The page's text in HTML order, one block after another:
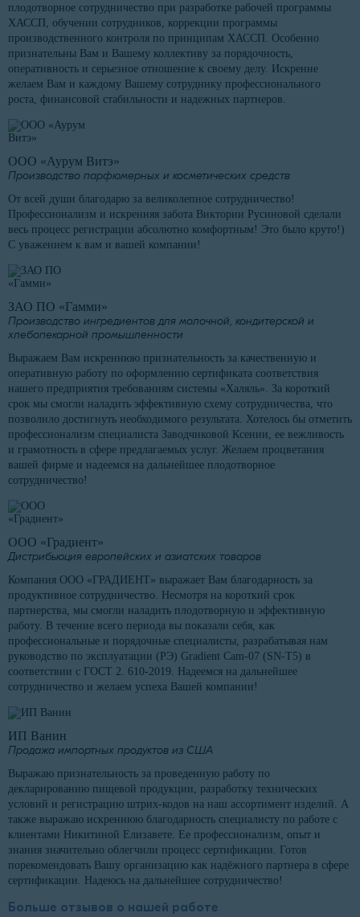
плодотворное сотрудничество при разработке рабочей программы
ХАССП, обучении сотрудников, коррекции программы
производственного контроля по принципам ХАССП. Особенно
признательны Вам и Вашему коллективу за порядочность,
оперативность и серьезное отношение к своему делу. Искренне
желаем Вам и каждому Вашему сотруднику профессионального
роста, финансовой стабильности и надежных партнеров.
ООО «Аурум Витэ»
Производство парфюмерных и косметических средств
От всей души благодарю за великолепное сотрудничество!
Профессионализм и искренняя забота Виктории Русиновой сделали
весь процесс регистрации абсолютно комфортным! Это было круто!)
С уважением к вам и вашей компании!
ЗАО ПО «Гамми»
Производство ингредиентов для молочной, кондитерской и
хлебопекарной промышленности
Выражаем Вам искреннюю признательность за качественную и
оперативную работу по оформлению сертификата соответствия
нашего предприятия требованиям системы «Халяль». За короткий
срок мы смогли наладить эффективную схему сотрудничества, что
позволило достигнуть необходимого результата. Хотелось бы отметить
профессионализм специалиста Заводчиковой Ксении, ее вежливость
и грамотность в сфере предлагаемых услуг. Желаем процветания
вашей фирме и надеемся на дальнейшее плодотворное
сотрудничество!
ООО «Градиент»
Дистрибьюция европейских и азиатских товаров
Компания ООО «ГРАДИЕНТ» выражает Вам благодарность за
продуктивное сотрудничество. Несмотря на короткий срок
партнерства, мы смогли наладить плодотворную и эффективную
работу. В течение всего периода вы показали себя, как
профессиональные и порядочные специалисты, разрабатывая нам
руководство по эксплуатации (РЭ) Gradient Cam-07 (SN-T5) в
соответствии с ГОСТ 2. 610-2019. Надеемся на дальнейшее
сотрудничество и желаем успеха Вашей компании!
ИП Ванин
Продажа импортных продуктов из США
Выражаю признательность за проведенную работу по
декларированию пищевой продукции, разработку технических
условий и регистрацию штрих-кодов на наш ассортимент изделий. А
также выражаю искреннюю благодарность специалисту по работе с
клиентами Никитиной Елизавете. Ее профессионализм, опыт и
знания значительно облегчили процесс сертификации. Готов
порекомендовать Вашу организацию как надёжного партнера в сфере
сертификации. Надеюсь на дальнейшее сотрудничество!
Больше отзывов о нашей работе